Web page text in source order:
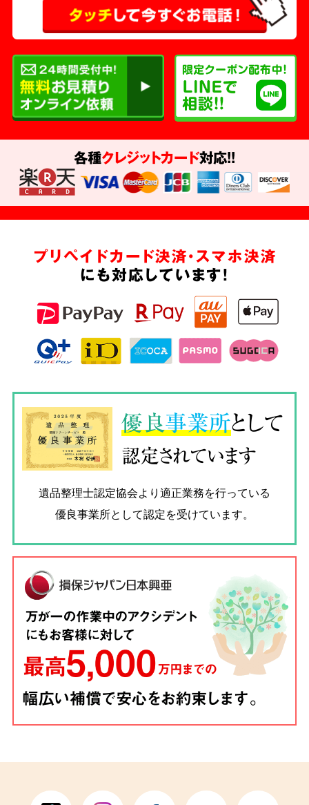
各種クレジットカード対応!!
プリペイドカード決済・スマホ決済
にも対応しています!
優良事業所として
認定されています
遺品整理士認定協会より適正業務を行っている
優良事業所として認定を受けています。